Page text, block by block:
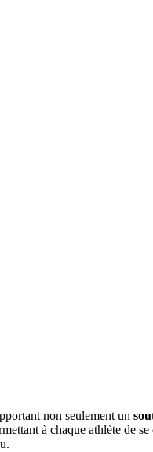
non seulement un
à chaque athlète de